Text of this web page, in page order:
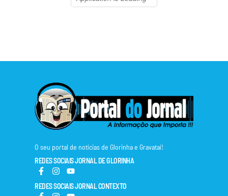
O seu portal de notícias de Glorinha e Gravataí!
REDES SOCIAIS JORNAL DE GLORINHA
REDES SOCIAIS JORNAL CONTEXTO